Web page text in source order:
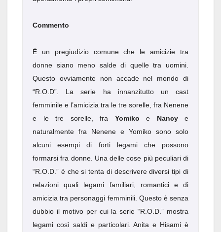
Commento
È un pregiudizio comune che le amicizie tra
donne siano meno salde di quelle tra uomini.
Questo ovviamente non accade nel mondo di
“R.O.D”. La serie ha innanzitutto un cast
femminile e l’amicizia tra le tre sorelle, fra Nenene
e le tre sorelle, fra Yomiko e Nancye
naturalmente fra Nenene e Yomiko sono solo
alcuni esempi di forti legami che possono
formarsi fra donne. Una delle cose più peculiari di
“R.O.D.” è che si tenta di descrivere diversi tipi di
relazioni quali legami familiari, romantici e di
amicizia tra personaggi femminili. Questo è senza
dubbio il motivo per cui la serie “R.O.D.” mostra
legami così saldi e particolari. Anita e Hisami è